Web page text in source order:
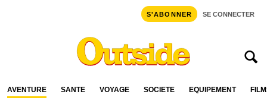
S'ABONNER SE CONNECTER
AVENTURE SANTÉ VOYAGE SOCIÉTÉ ÉQUIPEMENT